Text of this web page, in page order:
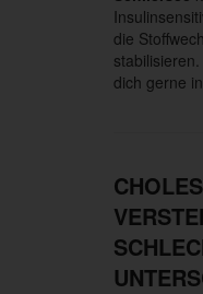
die
dich gerne